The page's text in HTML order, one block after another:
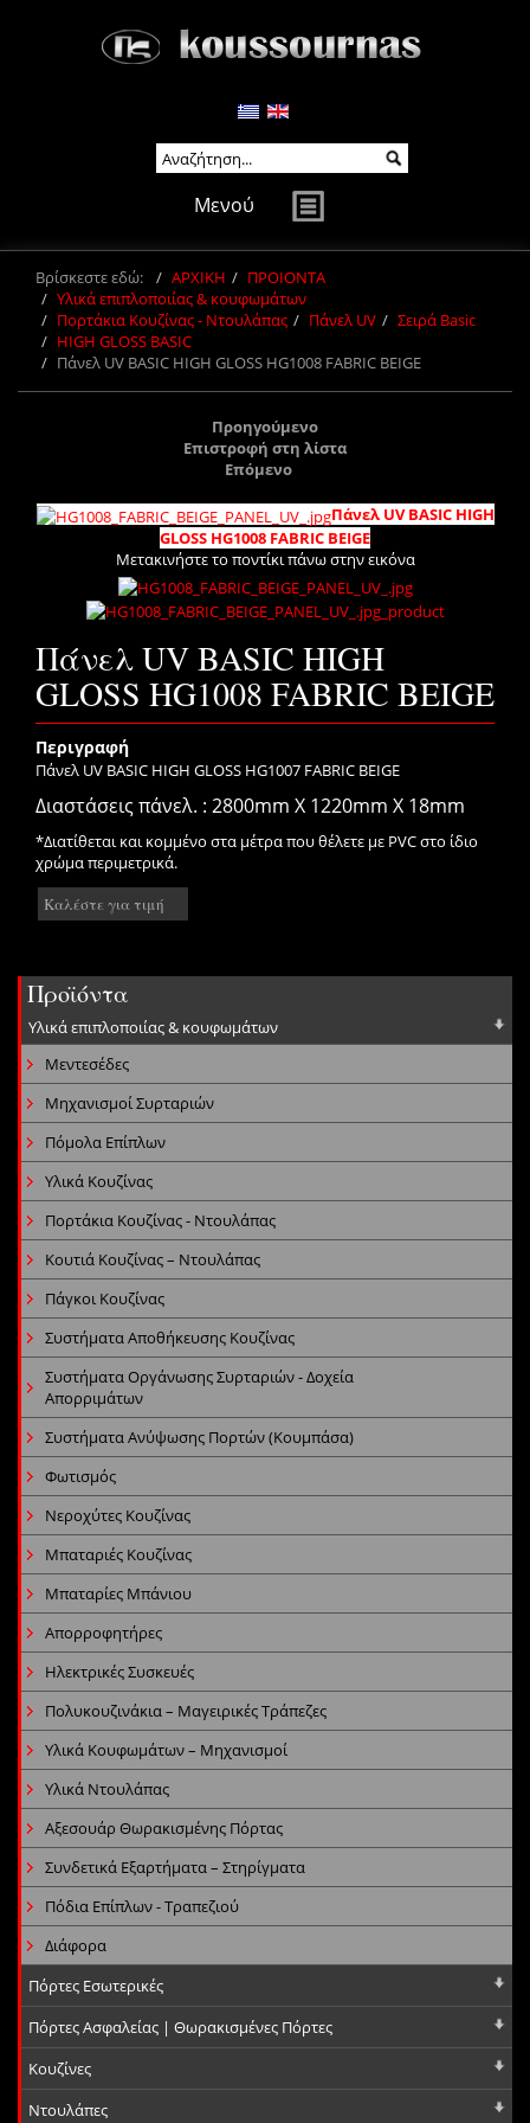
Μενού
Βρίσκεστε εδώ: ΑΡΧΙΚΗ
ΠΡΟΙΟΝΤΑ
Υλικά επιπλοποιίας & κουφωμάτων
Πορτάκια Κουζίνας - Ντουλάπας
Πάνελ UV
Σειρά Basic
HIGH GLOSS BASIC
Πάνελ UV BASIC HIGH GLOSS HG1008 FABRIC BEIGE
Προηγούμενο
Επιστροφή στη λίστα
Επόμενο
Πάνελ UV BASIC HIGH
GLOSS HG1008 FABRIC BEIGE
Μετακινήστε το ποντίκι πάνω στην εικόνα
Πάνελ UV BASIC HIGH
GLOSS HG1008 FABRIC BEIGE
Περιγραφή
Πάνελ UV BASIC HIGH GLOSS HG1007 FABRIC BEIGE
Διαστάσεις πάνελ. : 2800mm X 1220mm X 18mm
*Διατίθεται και κομμένο στα μέτρα που θέλετε με PVC στο ίδιο
χρώμα περιμετρικά.
Καλέστε για τιμή
Προϊόντα
Υλικά επιπλοποιίας & κουφωμάτων
Μεντεσέδες
Μηχανισμοί Συρταριών
Πόμολα Επίπλων
Υλικά Κουζίνας
Πορτάκια Κουζίνας - Ντουλάπας
Κουτιά Κουζίνας – Ντουλάπας
Πάγκοι Κουζίνας
Συστήματα Αποθήκευσης Κουζίνας
Συστήματα Οργάνωσης Συρταριών - Δοχεία
Απορριμάτων
Συστήματα Ανύψωσης Πορτών (Κουμπάσα)
Φωτισμός
Νεροχύτες Κουζίνας
Μπαταριές Κουζίνας
Μπαταρίες Μπάνιου
Απορροφητήρες
Ηλεκτρικές Συσκευές
Πολυκουζινάκια – Μαγειρικές Τράπεζες
Υλικά Κουφωμάτων – Μηχανισμοί
Υλικά Ντουλάπας
Αξεσουάρ Θωρακισμένης Πόρτας
Συνδετικά Εξαρτήματα – Στηρίγματα
Πόδια Επίπλων - Τραπεζιού
Διάφορα
Πόρτες Εσωτερικές
Πόρτες Ασφαλείας | Θωρακισμένες Πόρτες
Κουζίνες
Ντουλάπες